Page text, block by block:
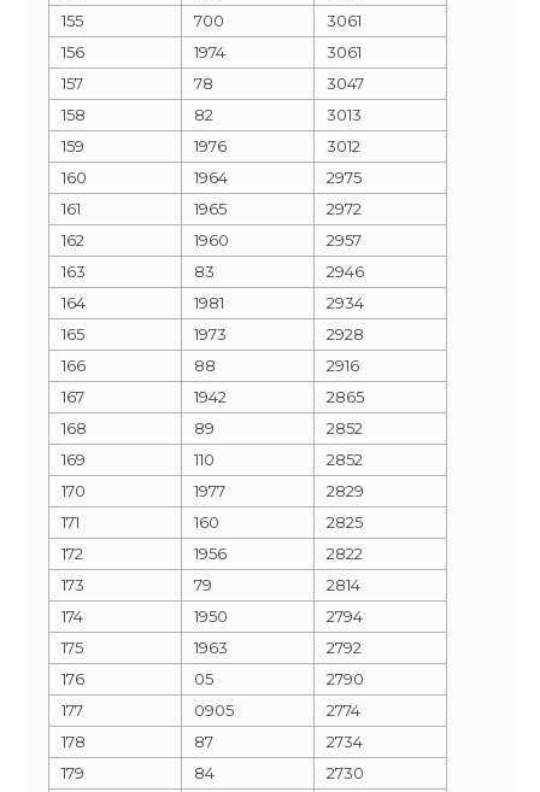
155
700
3061
156
1974
3061
157
78
3047
158
82
3013
159
1976
3012
160
1964
2975
161
1965
2972
162
1960
2957
163
83
2946
164
1981
2934
165
1973
2928
166
88
2916
167
1942
2865
168
89
2852
169
110
2852
170
1977
2829
171
160
2825
172
1956
2822
173
79
2814
174
1950
2794
175
1963
2792
176
05
2790
177
0905
2774
178
87
2734
179
84
2730